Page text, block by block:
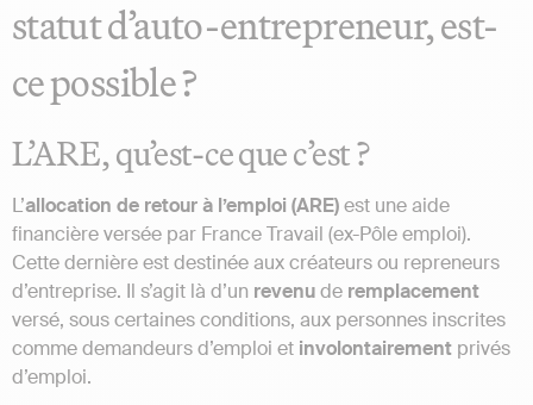
statut d’auto-entrepreneur, est-
ce possible ?
L’ARE, qu’est-ce que c’est ?
L’allocation de retour à l’emploi (ARE)est une aide
financière versée par France Travail (ex-Pôle emploi).
Cette dernière est destinée aux créateurs ou repreneurs
d’entreprise. Il s’agit là d’un revenude remplacement
versé, sous certaines conditions, aux personnes inscrites
comme demandeurs d’emploi et involontairement privés
d’emploi.